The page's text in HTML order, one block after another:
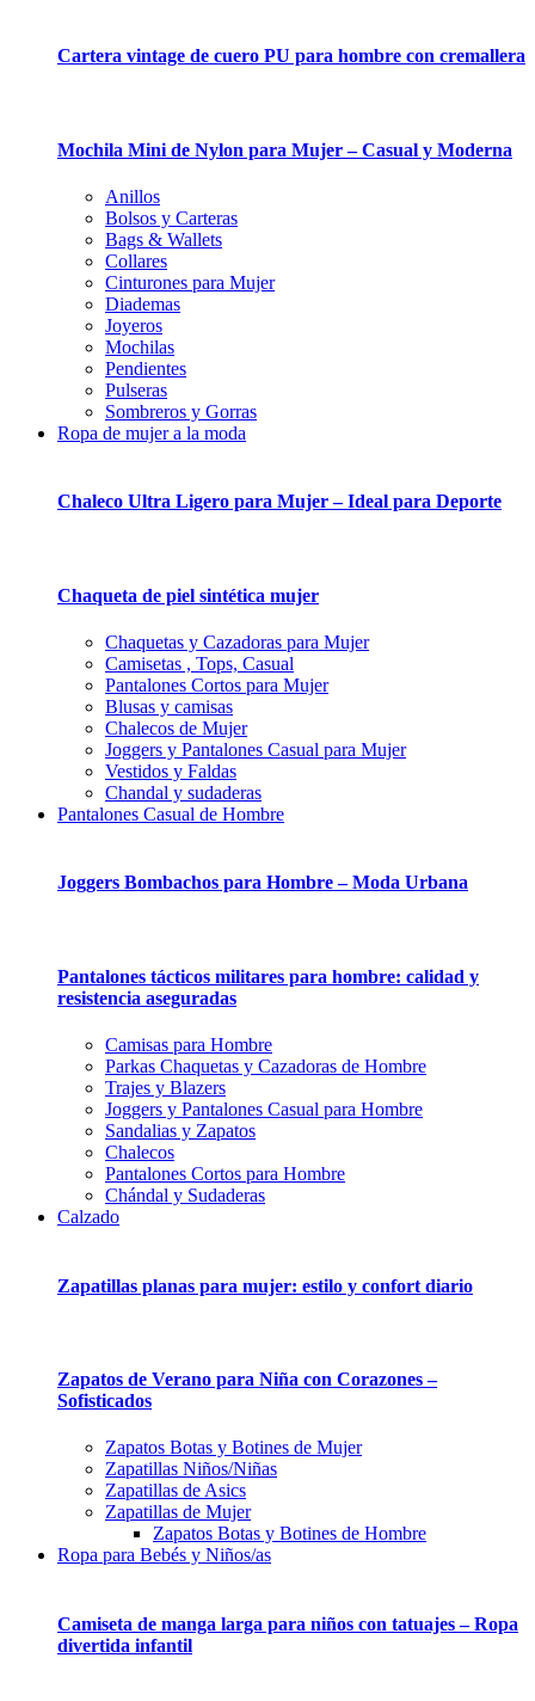
Cartera vintage de cuero PU para hombre con cremallera
Mochila Mini de Nylon para Mujer – Casual y Moderna
Anillos
Bolsos y Carteras
Bags & Wallets
Collares
Cinturones para Mujer
Diademas
Joyeros
Mochilas
Pendientes
Pulseras
Sombreros y Gorras
Ropa de mujer a la moda
Chaleco Ultra Ligero para Mujer – Ideal para Deporte
Chaqueta de piel sintética mujer
Chaquetas y Cazadoras para Mujer
Camisetas , Tops, Casual
Pantalones Cortos para Mujer
Blusas y camisas
Chalecos de Mujer
Joggers y Pantalones Casual para Mujer
Vestidos y Faldas
Chandal y sudaderas
Pantalones Casual de Hombre
Joggers Bombachos para Hombre – Moda Urbana
Pantalones tácticos militares para hombre: calidad y
resistencia aseguradas
Camisas para Hombre
Parkas Chaquetas y Cazadoras de Hombre
Trajes y Blazers
Joggers y Pantalones Casual para Hombre
Sandalias y Zapatos
Chalecos
Pantalones Cortos para Hombre
Chándal y Sudaderas
Calzado
Zapatillas planas para mujer: estilo y confort diario
Zapatos de Verano para Niña con Corazones –
Sofisticados
Zapatos Botas y Botines de Mujer
Zapatillas Niños/Niñas
Zapatillas de Asics
Zapatillas de Mujer
Zapatos Botas y Botines de Hombre
Ropa para Bebés y Niños/as
Camiseta de manga larga para niños con tatuajes – Ropa
divertida infantil